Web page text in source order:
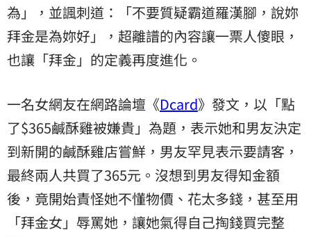
為」，並諷刺道：「不要質疑霸道羅漢腳，說妳
拜金是為妳好」，超離譜的內容讓一票人傻眼，
也讓「拜金」的定義再度進化。
一名女網友在網路論壇《Dcard》發文，以「點
了$365鹹酥雞被嫌貴」為題，表示她和男友決定
到新開的鹹酥雞店嘗鮮，男友罕見表示要請客，
最終兩人共買了365元。沒想到男友得知金額
後，竟開始責怪她不懂物價、花太多錢，甚至用
「拜金女」辱罵她，讓她氣得自己掏錢買完整